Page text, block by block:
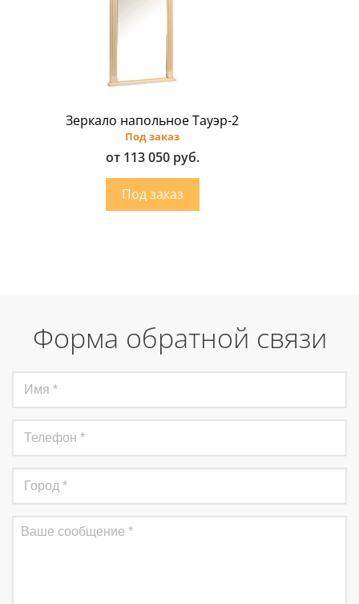
Зеркало напольное Тауэр-2
Под заказ
от 113 050 руб.
Форма обратной связи